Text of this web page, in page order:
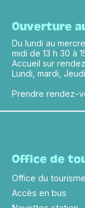
Ouverture
Du lundi au
midi de 13 h 30 à
Accueil sur
Lundi, mardi,
Prendre rendez-
Office de
Office du tourisme
Accès en bus